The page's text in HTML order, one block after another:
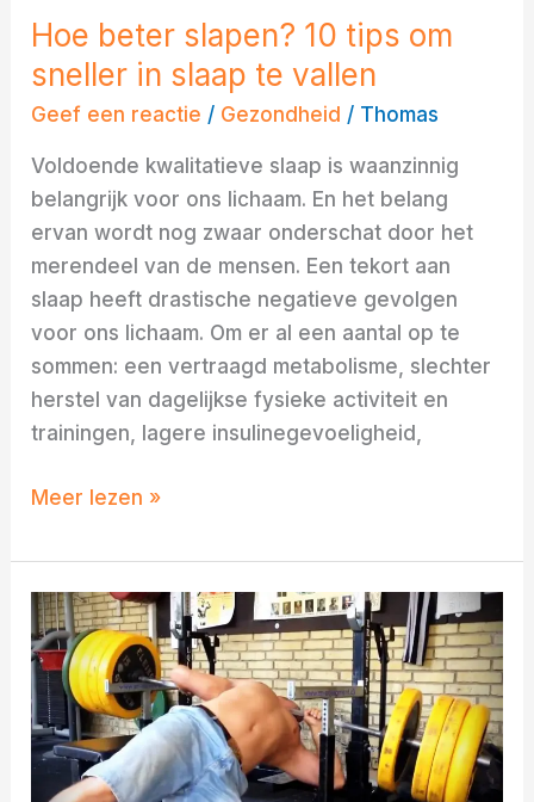
Hoe beter slapen? 10 tips om
sneller in slaap te vallen
Geef een reactie / Gezondheid / Thomas
Voldoende kwalitatieve slaap is waanzinnig
belangrijk voor ons lichaam. En het belang
ervan wordt nog zwaar onderschat door het
merendeel van de mensen. Een tekort aan
slaap heeft drastische negatieve gevolgen
voor ons lichaam. Om er al een aantal op te
sommen: een vertraagd metabolisme, slechter
herstel van dagelijkse fysieke activiteit en
trainingen, lagere insulinegevoeligheid,
vallen
Meer lezen »
Wat
zijn
de
5
vaakst
voorkomende